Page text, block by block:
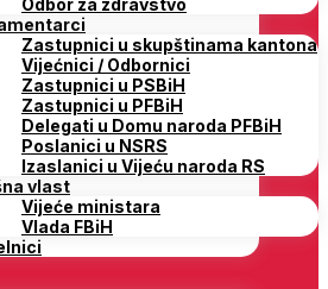
Odbor za zdravstvo
Zastupnici u skupštinama kantona
Vijećnici / Odbornici
Zastupnici u PSBiH
Zastupnici u PFBiH
Delegati u Domu naroda PFBiH
Poslanici u NSRS
Izaslanici u Vijeću naroda RS
vlast
Vijeće ministara
Vlada FBiH